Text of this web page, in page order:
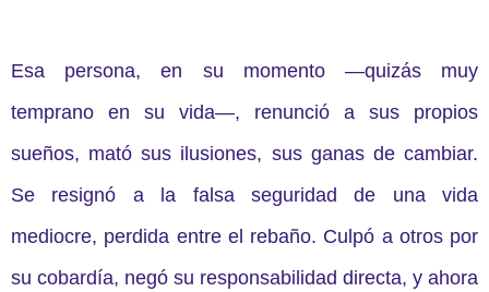
Esa persona, en su momento —quizás muy
temprano en su vida—, renunció a sus propios
sueños, mató sus ilusiones, sus ganas de cambiar.
Se resignó a la falsa seguridad de una vida
mediocre, perdida entre el rebaño. Culpó a otros por
su cobardía, negó su responsabilidad directa, y ahora